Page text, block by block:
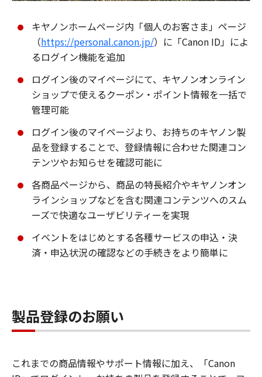
キヤノンホームページ内「個人のお客さま」ページ
（https://personal.canon.jp/）に「Canon ID」によ
るログイン機能を追加
ログイン後のマイページにて、キヤノンオンライン
ショップで使えるクーポン・ポイント情報を一括で
管理可能
ログイン後のマイページより、お持ちのキヤノン製
品を登録することで、登録情報に合わせた関連コン
テンツやお知らせを確認可能に
各商品ページから、商品の特長紹介やキヤノンオン
ラインショップなどを含む関連コンテンツへのスム
ーズで快適なユーザビリティーを実現
イベントをはじめとする各種サービスの申込・決
済・申込状況の確認などの手続きをより簡単に
製品登録のお願い
これまでの商品情報やサポート情報に加え、「Canon